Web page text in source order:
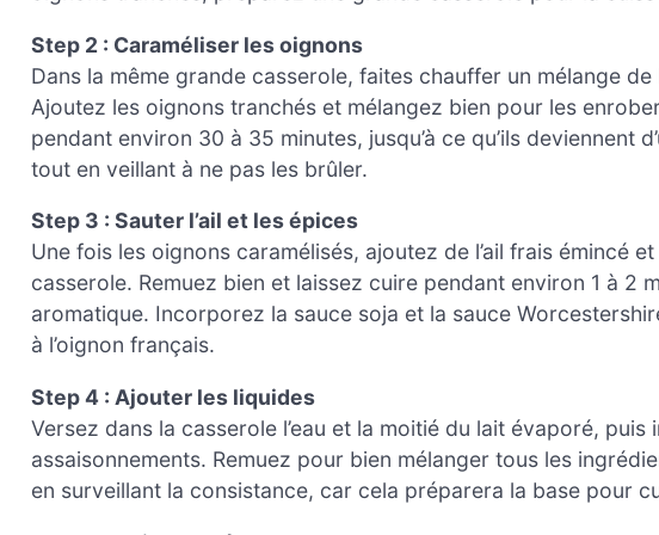
Step 2 : Caraméliser les oignons
Dans la même grande casserole, faites chauffer un mélange de
Ajoutez les oignons tranchés et mélangez bien pour les
pendant environ 30 à 35 minutes, jusqu’à ce qu’ils deviennent
tout en veillant à ne pas les brûler.
Step 3 : Sauter l’ail et les épices
Une fois les oignons caramélisés, ajoutez de l’ail frais émincé
casserole. Remuez bien et laissez cuire pendant environ 1 à 2
aromatique. Incorporez la sauce soja et la sauce
à l’oignon français.
Step 4 : Ajouter les liquides
Versez dans la casserole l’eau et la moitié du lait évaporé,
assaisonnements. Remuez pour bien mélanger tous les
en surveillant la consistance, car cela préparera la base pour